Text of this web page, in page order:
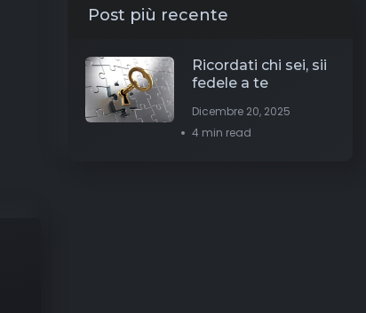
Post più recente
Ricordati chi sei, sii
fedele a te
Dicembre 20, 2025
4 min read